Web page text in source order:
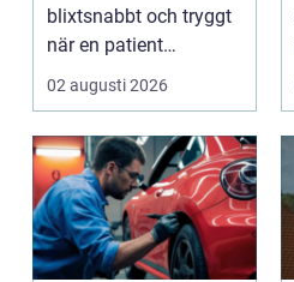
blixtsnabbt och tryggt
när en patient
drabbas...
02 augusti 2026